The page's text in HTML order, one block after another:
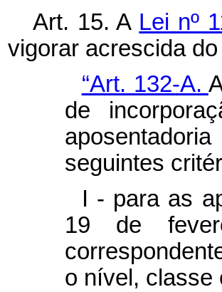
Art. 15. A Lei nº
vigorar acrescida
“Art. 132-A.
de
seguintes
I - para as
19 de
o nível, classe